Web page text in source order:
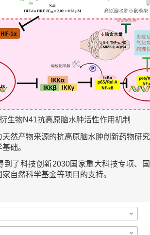
生物N41抗高原脑水肿活性作用机制
天然产物来源的抗高原脑水肿创新药物研究
础。
到了科技创新2030国家重大科技专项、国
自然科学基金等项目的支持。